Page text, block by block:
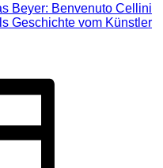
Beyer: Benvenuto Cellini
Geschichte vom Künstler